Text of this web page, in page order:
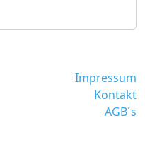
Impressum
Kontakt
AGB´s